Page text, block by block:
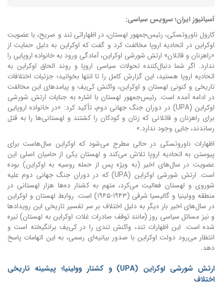
آسیانیوز ایران؛ سرویس سیاسی:
کارول ناوروتسکی، رئیس‌جمهور لهستان، در اظهاراتی تند و صریح، با عضویت
اوکراین در اتحادیه اروپا مخالفت کرد و گفت که اوکراین به دلیل حمایت از
«راهزنان و قاتلان» ارتش شورشی اوکراین، آمادگی ورود به خانواده اروپایی را
ندارد. اگر شما دنبال‌کننده تحولات سیاسی اروپا و روند الحاق اوکراین به
اتحادیه اروپا هستید، این گزارش کامل را تا انتها بخوانید؛ جزئیات اختلافات
تاریخی و کنونی لهستان و اوکراین، واکنش کی‌یف و پیامدهای این مخالفت
در ادامه آمده است. رئیس‌جمهور لهستان با اشاره به جنایات ارتش شورشی
اوکراین (UPA) در دوران جنگ جهانی دوم، تأکید کرد: «در خانواده اروپایی
برای راهزنان و قاتلانی که زنان و کودکان را کشتند و لهستانی‌ها را به قتل
رساندند، جایی وجود ندارد.»
اظهارات ناوروتسکی در حالی مطرح می‌شود که اوکراین سال‌هاست برای
پیوستن به اتحادیه اروپا تلاش می‌کند و لهستان یکی از حامیان اصلی این
عضویت در سال‌های اخیر (به ویژه پس از حمله روسیه به اوکراین) بوده
است. ارتش شورشی اوکراین (UPA) که در دوران جنگ جهانی دوم علیه
شوروی و لهستان فعالیت می‌کرد، متهم به کشتار ده‌ها هزار لهستانی در
منطقه وولینیا و گالیسیا شرقی (۱۹۴۳-۱۹۴۵) است. روابط لهستان و اوکراین
در سال‌های اخیر بار دیگر به دلیل اختلاف بر سر تفسیر تاریخی این رویدادها
و نیز مسائل سیاسی روز (مانند توقف صادرات غلات اوکراین به لهستان) تیره
شده است. این اظهارات تند، واکنش تندی را در کی‌یف برانگیخته است و
انتظار می‌رود دولت اوکراین با صدور بیانیه‌ای رسمی، به این اتهامات پاسخ
دهد.
ارتش شورشی اوکراین (UPA) و کشتار وولینیا؛ پیشینه تاریخی
اختلاف